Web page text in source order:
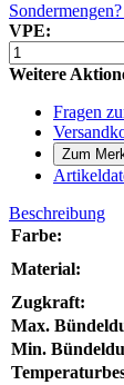
VPE:
Weitere
Fragen
Beschreibung
Farbe:
Material:
Zugkraft:
Max.
Min.